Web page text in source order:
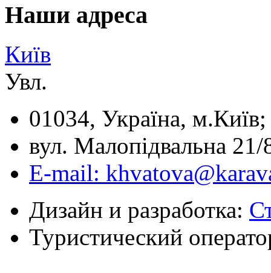
Наши адреса
Київ
Увл.
01034, Україна, м.Київ;
вул. Малопідвальна 21/
E-mail:
Дизайн и разработка:
Туристический